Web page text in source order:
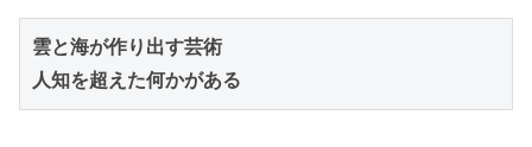
雲と海が作り出す芸術
人知を超えた何かがある